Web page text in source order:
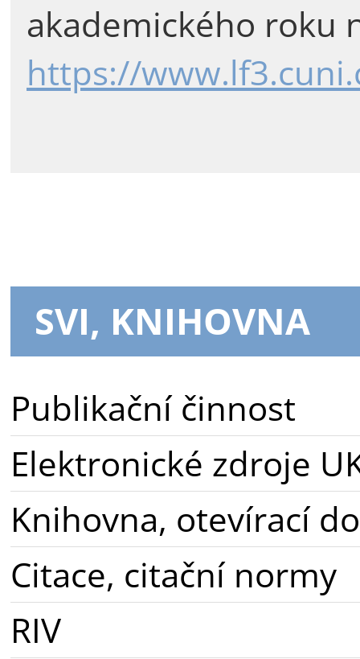
akademického roku
https://
SVI, KNIHOVNA
Publikační činnost
Elektronické zdroje
Knihovna, otevírací
Citace, citační normy
RIV